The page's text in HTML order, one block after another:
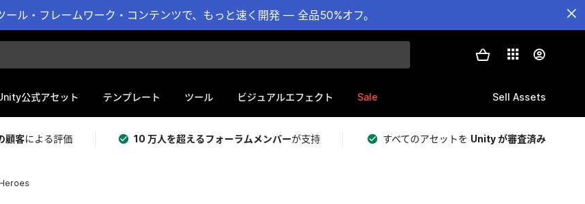
ール・フレームワーク・コンテンツで、もっと速く開発 — 全品50%オフ。
公式アセット テンプレート ツール ビジュアルエフェクト Sale Sell Assets
顧客による評価 10 万人を超えるフォーラムメンバーが支持 すべてのアセットを Unity が審査済み